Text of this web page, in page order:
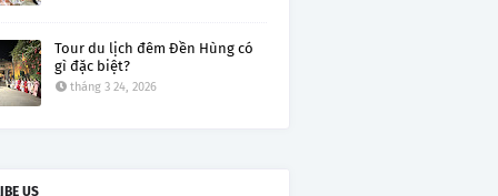
Tour du lịch đêm Đền Hùng có
gì đặc biệt?
tháng 3 24, 2026
US